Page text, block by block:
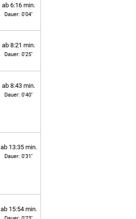
ab 6:16 min.
Dauer: 0'04''
ab 8:21 min.
Dauer: 0'25''
ab 8:43 min.
Dauer: 0'40''
ab 13:35 min.
Dauer: 0'31''
ab 15:54 min.